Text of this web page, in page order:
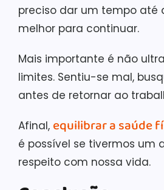
preciso dar um tempo até
melhor para continuar.
Mais importante é não
limites. Sentiu-se mal,
antes de retornar ao
Afinal, equilibrar a saúde
é possível se tivermos um
respeito com nossa vida.